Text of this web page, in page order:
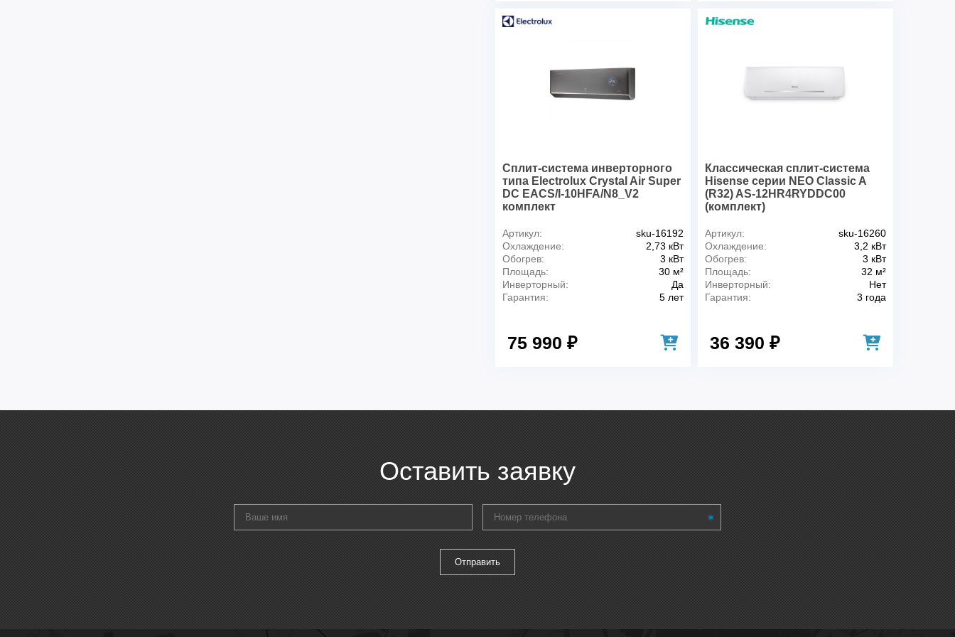
Сплит-система инверторного
типа Electrolux Crystal Air Super
DC EACS/I-10HFA/N8_V2
комплект
Артикул:
sku-16192
Охлаждение:
2,73 кВт
Обогрев:
3 кВт
Площадь:
30 м²
Инверторный:
Да
Гарантия:
5 лет
75 990 ₽
Классическая сплит-система
Hisense серии NEO Classic A
(R32) AS-12HR4RYDDC00
(комплект)
Артикул:
sku-16260
Охлаждение:
3,2 кВт
Обогрев:
3 кВт
Площадь:
32 м²
Инверторный:
Нет
Гарантия:
3 года
36 390 ₽
Оставить заявку